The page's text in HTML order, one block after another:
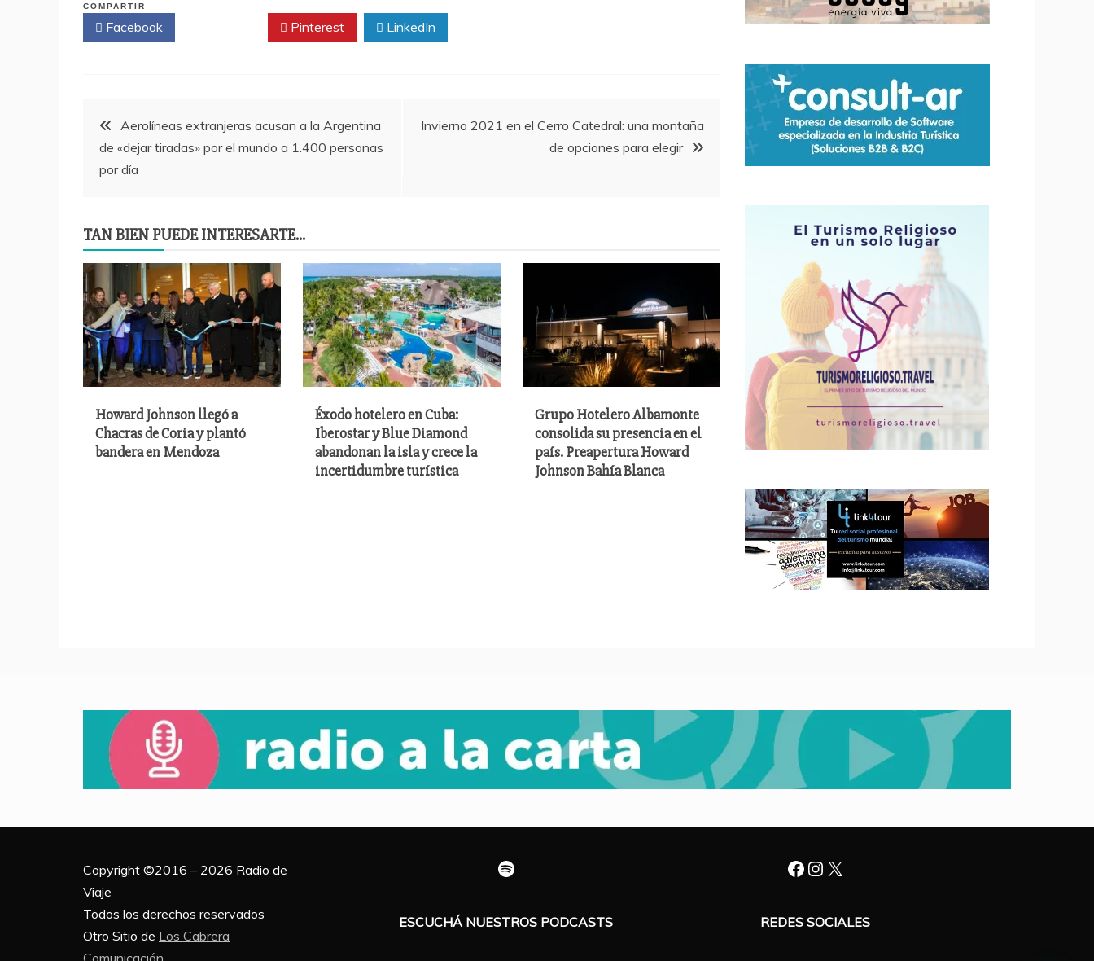
COMPARTIR
Facebook Pinterest LinkedIn
Navegación
de
Aerolíneas extranjeras acusan a la Argentina
de «dejar tiradas» por el mundo a 1.400 personas
por día
Invierno 2021 en el Cerro Catedral: una montaña
de opciones para elegir
TAN BIEN PUEDE INTERESARTE...
Howard Johnson llegó a
Chacras de Coria y plantó
bandera en Mendoza
Éxodo hotelero en Cuba:
Iberostar y Blue Diamond
abandonan la isla y crece la
incertidumbre turística
Grupo Hotelero Albamonte
consolida su presencia en el
país. Preapertura Howard
Johnson Bahía Blanca
Copyright ©2016 – 2026 Radio de
Viaje
Todos los derechos reservados
Otro Sitio de Los Cabrera
Spotify
ESCUCHÁ NUESTROS PODCASTS
Facebook
Instagram
X
REDES SOCIALES